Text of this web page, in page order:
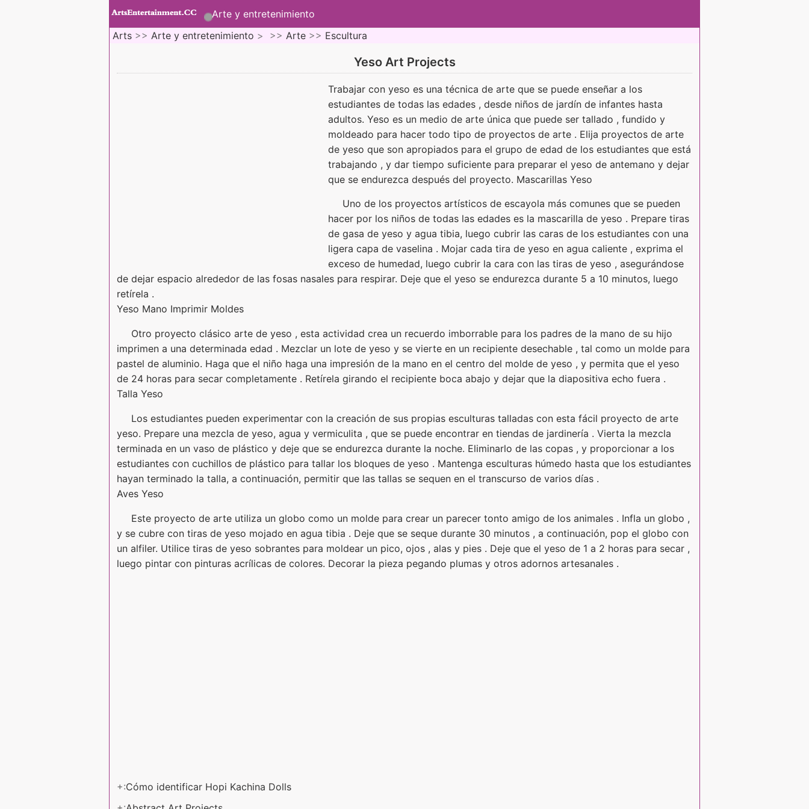
Arte y entretenimiento
Arts >> Arte y entretenimiento > >> Arte >> Escultura
Yeso Art Projects
Trabajar con yeso es una técnica de arte que se puede enseñar a los
estudiantes de todas las edades , desde niños de jardín de infantes hasta
adultos. Yeso es un medio de arte única que puede ser tallado , fundido y
moldeado para hacer todo tipo de proyectos de arte . Elija proyectos de arte
de yeso que son apropiados para el grupo de edad de los estudiantes que está
trabajando , y dar tiempo suficiente para preparar el yeso de antemano y dejar
que se endurezca después del proyecto. Mascarillas Yeso
Uno de los proyectos artísticos de escayola más comunes que se pueden
hacer por los niños de todas las edades es la mascarilla de yeso . Prepare tiras
de gasa de yeso y agua tibia, luego cubrir las caras de los estudiantes con una
ligera capa de vaselina . Mojar cada tira de yeso en agua caliente , exprima el
exceso de humedad, luego cubrir la cara con las tiras de yeso , asegurándose
de dejar espacio alrededor de las fosas nasales para respirar. Deje que el yeso se endurezca durante 5 a 10 minutos, luego
retírela .
Yeso Mano Imprimir Moldes
Otro proyecto clásico arte de yeso , esta actividad crea un recuerdo imborrable para los padres de la mano de su hijo
imprimen a una determinada edad . Mezclar un lote de yeso y se vierte en un recipiente desechable , tal como un molde para
pastel de aluminio. Haga que el niño haga una impresión de la mano en el centro del molde de yeso , y permita que el yeso
de 24 horas para secar completamente . Retírela girando el recipiente boca abajo y dejar que la diapositiva echo fuera .
Talla Yeso
Los estudiantes pueden experimentar con la creación de sus propias esculturas talladas con esta fácil proyecto de arte
yeso. Prepare una mezcla de yeso, agua y vermiculita , que se puede encontrar en tiendas de jardinería . Vierta la mezcla
terminada en un vaso de plástico y deje que se endurezca durante la noche. Eliminarlo de las copas , y proporcionar a los
estudiantes con cuchillos de plástico para tallar los bloques de yeso . Mantenga esculturas húmedo hasta que los estudiantes
hayan terminado la talla, a continuación, permitir que las tallas se sequen en el transcurso de varios días .
Aves Yeso
Este proyecto de arte utiliza un globo como un molde para crear un parecer tonto amigo de los animales . Infla un globo ,
y se cubre con tiras de yeso mojado en agua tibia . Deje que se seque durante 30 minutos , a continuación, pop el globo con
un alfiler. Utilice tiras de yeso sobrantes para moldear un pico, ojos , alas y pies . Deje que el yeso de 1 a 2 horas para secar ,
luego pintar con pinturas acrílicas de colores. Decorar la pieza pegando plumas y otros adornos artesanales .
+:Cómo identificar Hopi Kachina Dolls